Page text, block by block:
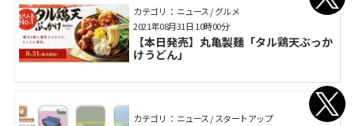
カテゴリ： ニュース / グルメ
【本日発売】丸亀製麺「タル鶏天ぶっか
けうどん」
2021年08月31日 10時00分
カテゴリ： ニュース / スタートアップ